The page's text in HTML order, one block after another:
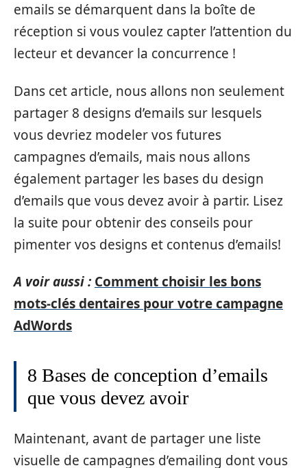
emails se démarquent dans la boîte de
réception si vous voulez capter l’attention du
lecteur et devancer la concurrence !
Dans cet article, nous allons non seulement
partager 8 designs d’emails sur lesquels
vous devriez modeler vos futures
campagnes d’emails, mais nous allons
également partager les bases du design
d’emails que vous devez avoir à partir. Lisez
la suite pour obtenir des conseils pour
pimenter vos designs et contenus d’emails!
A voir aussi : Comment choisir les bons
mots-clés dentaires pour votre campagne
AdWords
8 Bases de conception d’emails
que vous devez avoir
Maintenant, avant de partager une liste
visuelle de campagnes d’emailing dont vous